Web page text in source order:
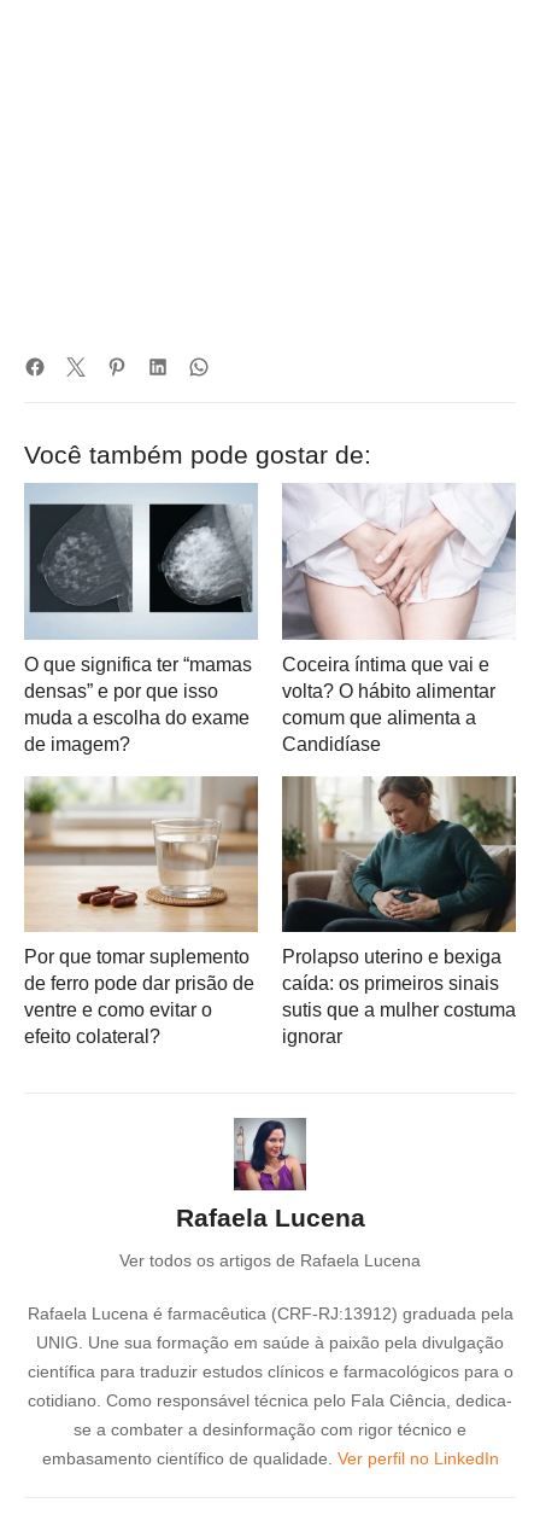
Você também pode gostar de:
O que significa ter “mamas
densas” e por que isso
muda a escolha do exame
de imagem?
Coceira íntima que vai e
volta? O hábito alimentar
comum que alimenta a
Candidíase
Por que tomar suplemento
de ferro pode dar prisão de
ventre e como evitar o
efeito colateral?
Prolapso uterino e bexiga
caída: os primeiros sinais
sutis que a mulher costuma
ignorar
Rafaela Lucena
Ver todos os artigos de Rafaela Lucena
Rafaela Lucena é farmacêutica (CRF-RJ:13912) graduada pela
UNIG. Une sua formação em saúde à paixão pela divulgação
científica para traduzir estudos clínicos e farmacológicos para o
cotidiano. Como responsável técnica pelo Fala Ciência, dedica-
se a combater a desinformação com rigor técnico e
embasamento científico de qualidade. Ver perfil no LinkedIn